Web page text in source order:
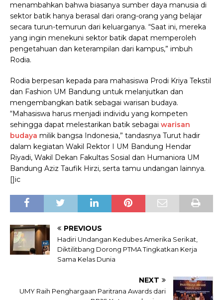
menambahkan bahwa biasanya sumber daya manusia di
sektor batik hanya berasal dari orang-orang yang belajar
secara turun-temurun dari keluarganya. “Saat ini, mereka
yang ingin menekuni sektor batik dapat memperoleh
pengetahuan dan keterampilan dari kampus,” imbuh
Rodia.
Rodia berpesan kepada para mahasiswa Prodi Kriya Tekstil
dan Fashion UM Bandung untuk melanjutkan dan
mengembangkan batik sebagai warisan budaya.
“Mahasiswa harus menjadi individu yang kompeten
sehingga dapat melestarikan batik sebagai warisan
budaya milik bangsa Indonesia,” tandasnya Turut hadir
dalam kegiatan Wakil Rektor I UM Bandung Hendar
Riyadi, Wakil Dekan Fakultas Sosial dan Humaniora UM
Bandung Aziz Taufik Hirzi, serta tamu undangan lainnya.
[]ic
PREVIOUS
Hadiri Undangan Kedubes Amerika Serikat,
Diktilitbang Dorong PTMA Tingkatkan Kerja
Sama Kelas Dunia
NEXT
UMY Raih Penghargaan Paritrana Awards dari